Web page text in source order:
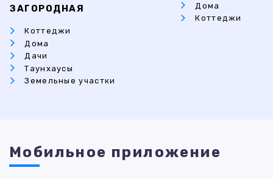
ЗАГОРОДНАЯ
Коттеджи
Дома
Дачи
Таунхаусы
Земельные участки
Дома
Коттеджи
Мобильное приложение